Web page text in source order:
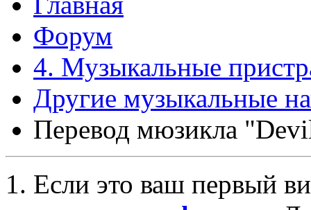
Форум
4. Музыкальные
Другие музыкальные
Перевод мюзикла
Если это ваш первый